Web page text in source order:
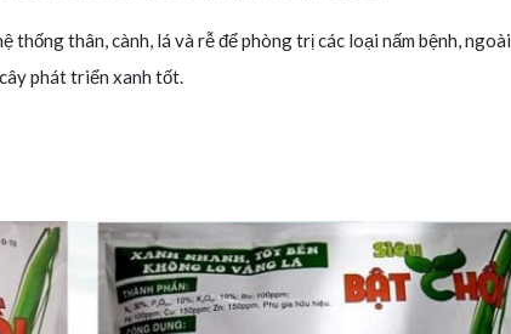
thống thân, cành, lá và rễ để phòng trị các loại nấm bệnh, ngoài
phát triển xanh tốt.